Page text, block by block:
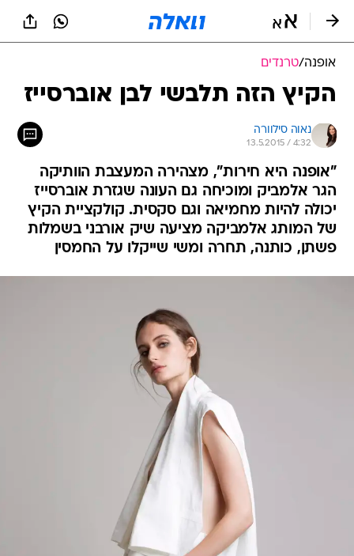
אופנה/טרנדים
הקיץ הזה תלבשי לבן אוברסייז
נאוה סילוורה
13.5.2015 / 4:32
"אופנה היא חירות", מצהירה המעצבת הוותיקה
הגר אלמביק ומוכיחה גם העונה שגזרת אוברסייז
יכולה להיות מחמיאה וגם סקסית. קולקציית הקיץ
של המותג אלמביקה מציעה שיק אורבני בשמלות
פשתן, כותנה, תחרה ומשי שייקלו על החמסין